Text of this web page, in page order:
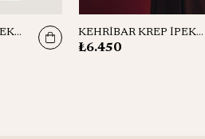
KEHRİBAR KREP İPEK ŞAL 70*190 CM - PETROL MAVİSİ KEHRİBAR KREP İPEK ŞAL 70*190 CM - TURUNCU
₺6.450